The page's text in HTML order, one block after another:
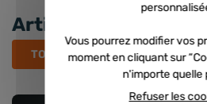
Articles récents
TOUS LES ARTICLES
Vous pourrez modifier vos
moment en cliquant sur
n'importe quelle
Refuser les